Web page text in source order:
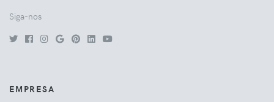
Siga-nos
EMPRESA